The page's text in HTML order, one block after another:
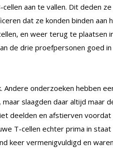
aan te vallen. Dit deden
dat ze konden binden aan
en weer terug te plaatsen
de drie proefpersonen goed
Andere onderzoeken hebben
slaagden daar altijd maar
deelden en afstierven
T-cellen echter prima in
keer vermenigvuldigd en